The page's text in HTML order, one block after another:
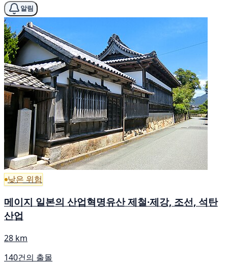
알림
낮은 위험
메이지 일본의 산업혁명유산 제철·제강, 조선, 석탄
산업
28 km
140건의 출몰